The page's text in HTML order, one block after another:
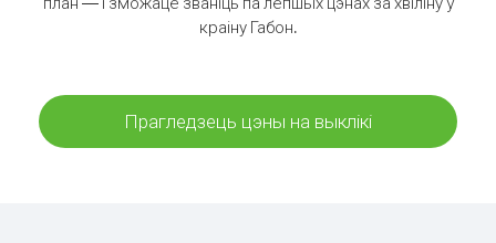
краіну Габон.
Прагледзець цэны на выклікі